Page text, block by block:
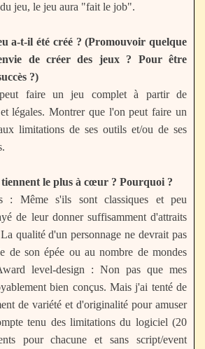
jeu, le jeu aura "fait le job".
a-t-il été créé ? (Promouvoir quelque
de créer des jeux ? Pour être
?)
faire un jeu complet à partir de
et légales. Montrer que l'on peut faire un
limitations de ses outils et/ou de ses
le plus à cœur ? Pourquoi ?
: Même s'ils sont classiques et peu
de leur donner suffisamment d'attraits
qualité d'un personnage ne devrait pas
de son épée ou au nombre de mondes
bien conçus. Mais j'ai tenté de
de variété et d'originalité pour amuser
tenu des limitations du logiciel (20
pour chacune et sans script/event